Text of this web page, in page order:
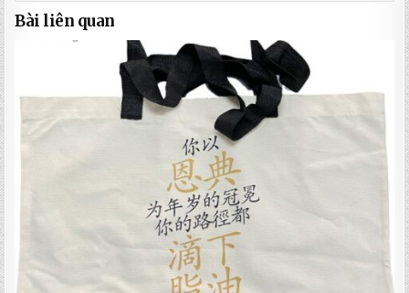
Bài liên quan